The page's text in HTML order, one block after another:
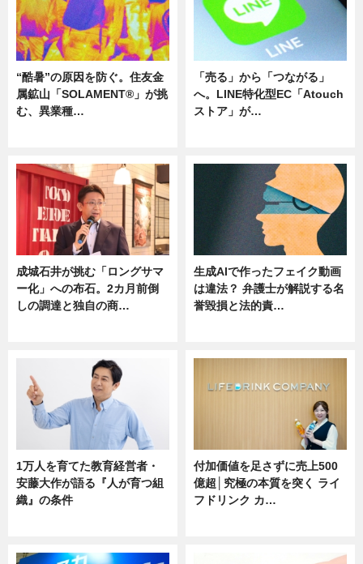
“酷暑”の原因を防ぐ。住友金
属鉱山「SOLAMENT®」が挑
む、異業種…
「売る」から「つながる」
へ。LINE特化型EC「Atouch
ストア」が…
成城石井が挑む「ロングサマ
ー化」への布石。2カ月前倒
しの調達と独自の商…
生成AIで作ったフェイク動画
は違法？ 弁護士が解説する名
誉毀損と法的責…
1万人を育てた教育経営者・
安藤大作が語る『人が育つ組
織』の条件
付加価値を足さずに売上500
億超│究極の本質を突く ライ
フドリンク カ…